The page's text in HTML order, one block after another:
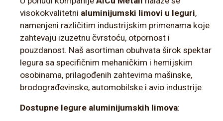
visokokvalitetni aluminijumski limovi u leguri,
namenjeni različitim industrijskim primenama koje
zahtevaju izuzetnu čvrstoću, otpornost i
pouzdanost. Naš asortiman obuhvata širok spektar
legura sa specifičnim mehaničkim i hemijskim
osobinama, prilagođenih zahtevima mašinske,
brodograđevinske, automobilske i avio industrije.
Dostupne legure aluminijumskih limova: